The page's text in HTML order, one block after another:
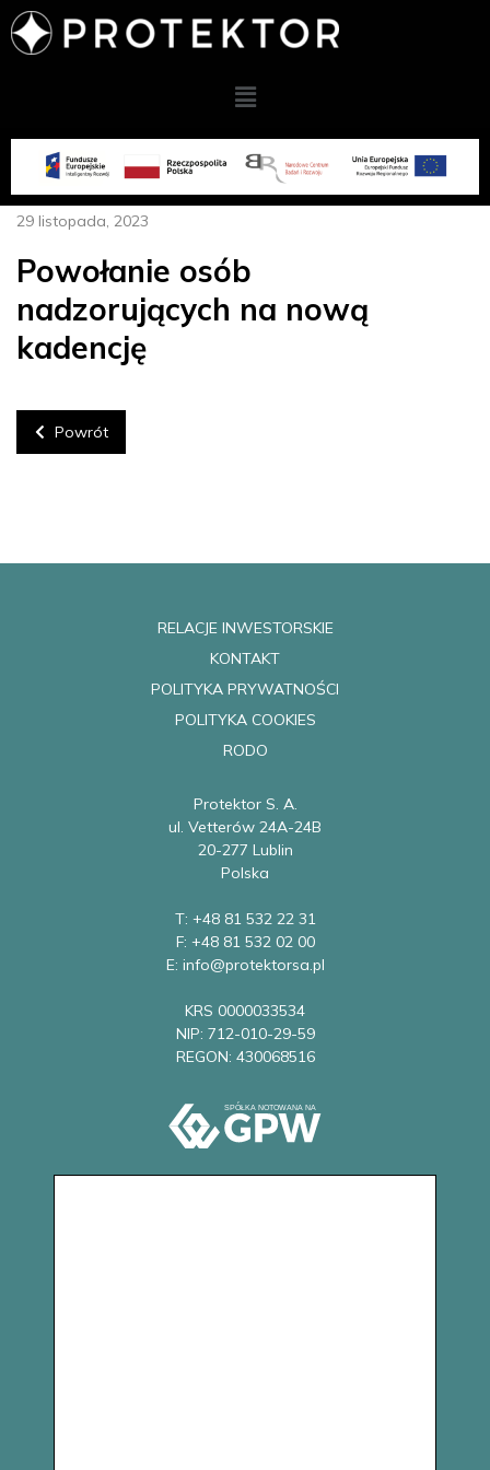
Powrót
29 listopada, 2023
Powołanie osób
nadzorujących na nową
kadencję
RELACJE INWESTORSKIE
KONTAKT
POLITYKA PRYWATNOŚCI
POLITYKA COOKIES
RODO
Protektor S. A.
ul. Vetterów 24A-24B
20-277 Lublin
Polska
T: +48 81 532 22 31
F: +48 81 532 02 00
E: info@protektorsa.pl
KRS 0000033534
NIP: 712-010-29-59
REGON: 430068516